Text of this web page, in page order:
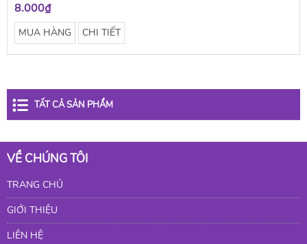
8.000₫
MUA HÀNG CHI TIẾT
TẤT CẢ SẢN PHẨM
VỀ CHÚNG TÔI
TRANG CHỦ
GIỚI THIỆU
LIÊN HỆ